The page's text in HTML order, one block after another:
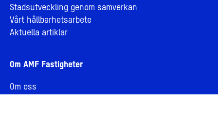
Stadsutveckling genom samverkan
Vårt hållbarhetsarbete
Aktuella artiklar
Om AMF Fastigheter
Om oss